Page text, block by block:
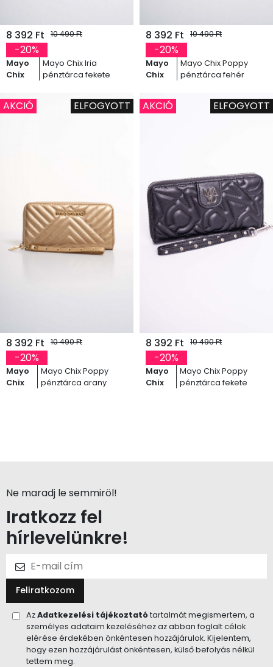
8 392 Ft 10 490 Ft
-20%
Mayo
Chix
Mayo Chix Iria
pénztárca fekete
8 392 Ft 10 490 Ft
-20%
Mayo
Chix
Mayo Chix Poppy
pénztárca fehér
AKCIÓ ELFOGYOTT
8 392 Ft 10 490 Ft
-20%
Mayo
Chix
Mayo Chix Poppy
pénztárca arany
AKCIÓ ELFOGYOTT
8 392 Ft 10 490 Ft
-20%
Mayo
Chix
Mayo Chix Poppy
pénztárca fekete
Ne maradj le semmiröl!
Iratkozz fel
hírlevelünkre!
Feliratkozom
AzAdatkezelési tájékoztatótartalmát megismertem, a
személyes adataim kezeléséhez az abban foglalt célok
elérése érdekében önkéntesen hozzájárulok. Kijelentem,
hogy ezen hozzájárulást önkéntesen, külső befolyás nélkül
tettem meg.